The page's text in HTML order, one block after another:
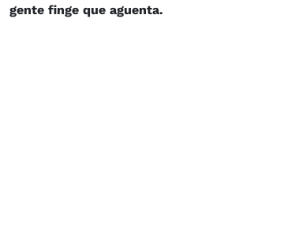
gente finge que aguenta.